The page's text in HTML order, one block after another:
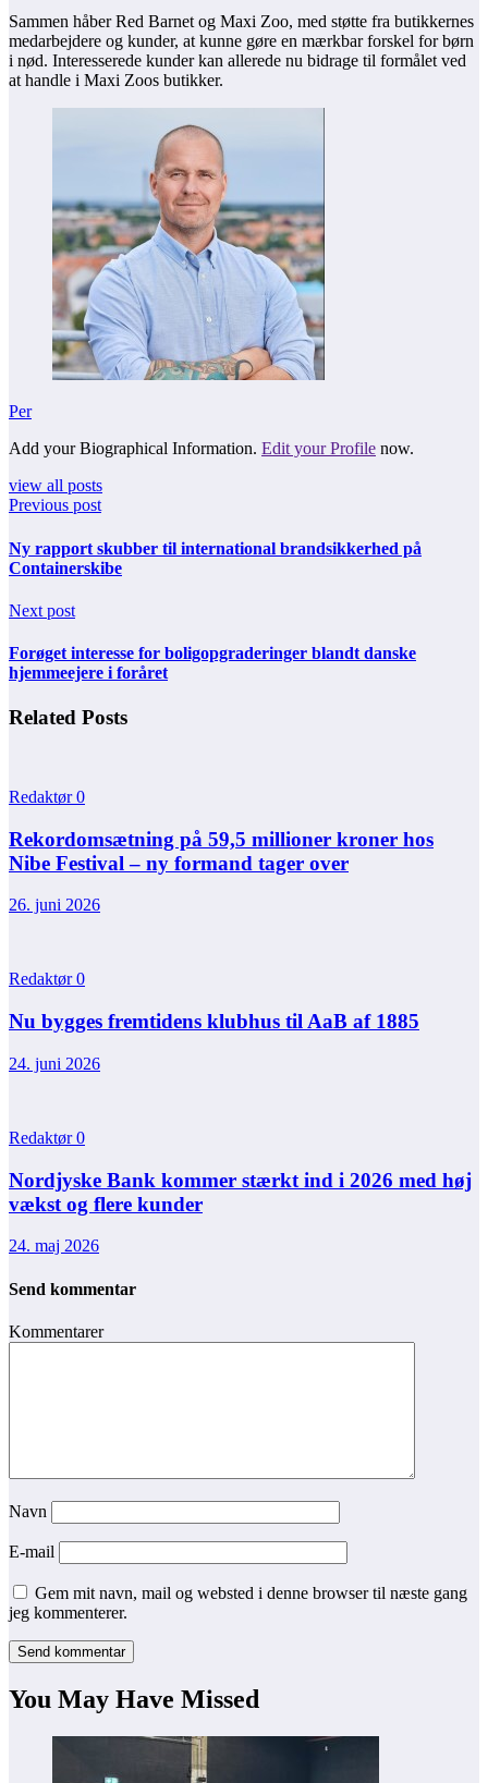
Sammen håber Red Barnet og Maxi Zoo, med støtte fra butikkernes
medarbejdere og kunder, at kunne gøre en mærkbar forskel for børn
i nød. Interesserede kunder kan allerede nu bidrage til formålet ved
at handle i Maxi Zoos butikker.
Per
Add your Biographical Information. Edit your Profile now.
view all posts
Previous post
Ny rapport skubber til international brandsikkerhed på
Containerskibe
Next post
Forøget interesse for boligopgraderinger blandt danske
hjemmeejere i foråret
Related Posts
Redaktør0
Rekordomsætning på 59,5 millioner kroner hos
Nibe Festival – ny formand tager over
26. juni 2026
Redaktør0
Nu bygges fremtidens klubhus til AaB af 1885
24. juni 2026
Redaktør0
Nordjyske Bank kommer stærkt ind i 2026 med høj
vækst og flere kunder
24. maj 2026
Send kommentar
Kommentarer
Navn
E-mail
Gem mit navn, mail og websted i denne browser til næste gang
jeg kommenterer.
You May Have Missed